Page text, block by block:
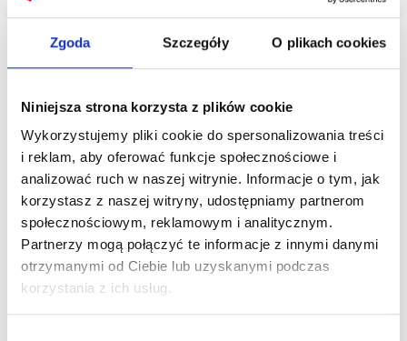
Zgoda Szczegóły O plikach cookies
Niniejsza strona korzysta z plików cookie
Wykorzystujemy pliki cookie do spersonalizowania treści
i reklam, aby oferować funkcje społecznościowe i
analizować ruch w naszej witrynie. Informacje o tym, jak
korzystasz z naszej witryny, udostępniamy partnerom
społecznościowym, reklamowym i analitycznym.
Partnerzy mogą połączyć te informacje z innymi danymi
otrzymanymi od Ciebie lub uzyskanymi podczas
korzystania z ich usług.
12 kredek. Drewniany pojemnik w kształcie kredki.
Nadruk niemożliwy na poszczególnych elementach.
Zobacz również